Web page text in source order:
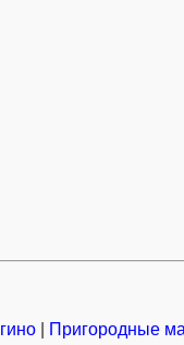
Пригородные